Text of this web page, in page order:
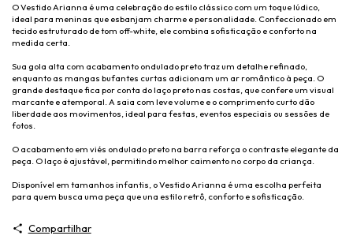
O Vestido Arianna é uma celebração do estilo clássico com um toque lúdico,
ideal para meninas que esbanjam charme e personalidade. Confeccionado em
tecido estruturado de tom off-white, ele combina sofisticação e conforto na
medida certa.
Sua gola alta com acabamento ondulado preto traz um detalhe refinado,
enquanto as mangas bufantes curtas adicionam um ar romântico à peça. O
grande destaque fica por conta do laço preto nas costas, que confere um visual
marcante e atemporal. A saia com leve volume e o comprimento curto dão
liberdade aos movimentos, ideal para festas, eventos especiais ou sessões de
fotos.
O acabamento em viés ondulado preto na barra reforça o contraste elegante da
peça. O laço é ajustável, permitindo melhor caimento no corpo da criança.
Disponível em tamanhos infantis, o Vestido Arianna é uma escolha perfeita
para quem busca uma peça que una estilo retrô, conforto e sofisticação.
Compartilhar